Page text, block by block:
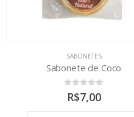
SABONETES
Sabonete Micosin
out of 5
R$5,00